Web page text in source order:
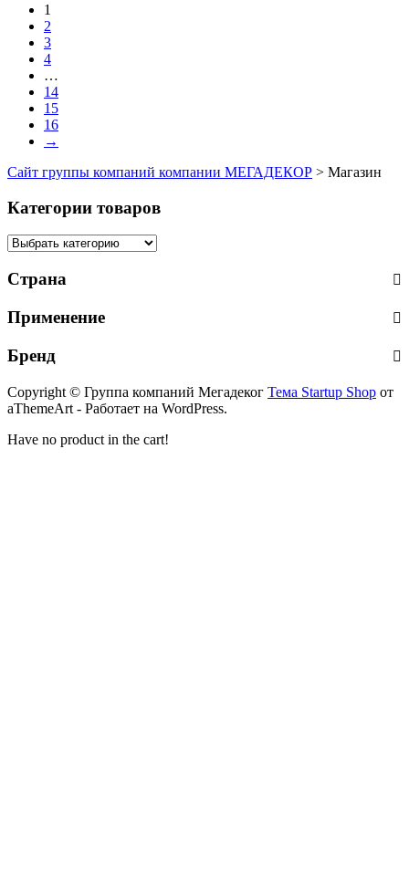
1
2
3
4
…
14
15
16
→
Сайт группы компаний компании МЕГАДЕКОР > Магазин
Категории товаров
Страна
Применение
Бренд
Copyright © Группа компаний Мегадеког Тема Startup Shop от
aThemeArt - Работает на WordPress.
Have no product in the cart!